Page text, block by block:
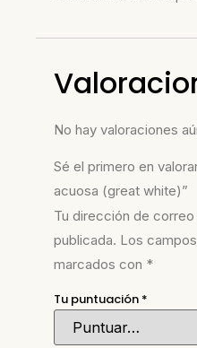
No hay valoraciones
Sé el primero en
acuosa (great white)”
Tu dirección de
publicada. Los
marcados con *
Tu puntuación *